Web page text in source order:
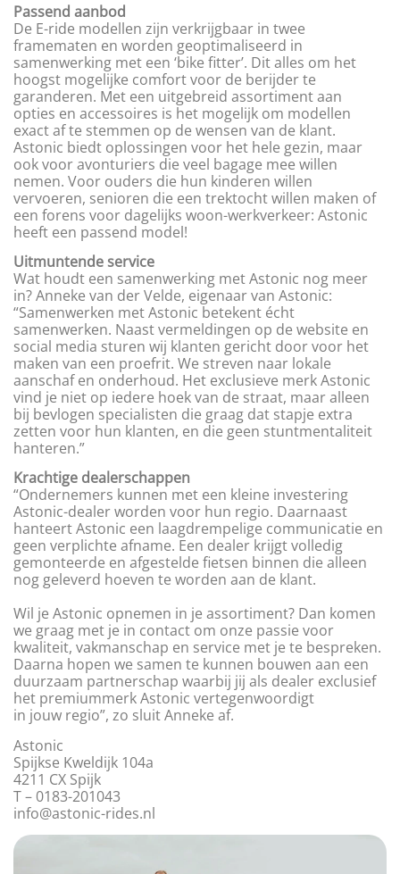
Passend aanbod
De E-ride modellen zijn verkrijgbaar in twee
framematen en worden geoptimaliseerd in
samenwerking met een ‘bike fitter’. Dit alles om het
hoogst mogelijke comfort voor de berijder te
garanderen. Met een uitgebreid assortiment aan
opties en accessoires is het mogelijk om modellen
exact af te stemmen op de wensen van de klant.
Astonic biedt oplossingen voor het hele gezin, maar
ook voor avonturiers die veel bagage mee willen
nemen. Voor ouders die hun kinderen willen
vervoeren, senioren die een trektocht willen maken of
een forens voor dagelijks woon-werkverkeer: Astonic
heeft een passend model!
Uitmuntende service
Wat houdt een samenwerking met Astonic nog meer
in? Anneke van der Velde, eigenaar van Astonic:
“Samenwerken met Astonic betekent écht
samenwerken. Naast vermeldingen op de website en
social media sturen wij klanten gericht door voor het
maken van een proefrit. We streven naar lokale
aanschaf en onderhoud. Het exclusieve merk Astonic
vind je niet op iedere hoek van de straat, maar alleen
bij bevlogen specialisten die graag dat stapje extra
zetten voor hun klanten, en die geen stuntmentaliteit
hanteren.”
Krachtige dealerschappen
“Ondernemers kunnen met een kleine investering
Astonic-dealer worden voor hun regio. Daarnaast
hanteert Astonic een laagdrempelige communicatie en
geen verplichte afname. Een dealer krijgt volledig
gemonteerde en afgestelde fietsen binnen die alleen
nog geleverd hoeven te worden aan de klant.
Wil je Astonic opnemen in je assortiment? Dan komen
we graag met je in contact om onze passie voor
kwaliteit, vakmanschap en service met je te bespreken.
Daarna hopen we samen te kunnen bouwen aan een
duurzaam partnerschap waarbij jij als dealer exclusief
het premiummerk Astonic vertegenwoordigt
in jouw regio”, zo sluit Anneke af.
Astonic
Spijkse Kweldijk 104a
4211 CX Spijk
T – 0183-201043
info@astonic-rides.nl